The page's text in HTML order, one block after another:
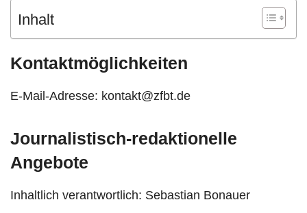
Inhalt
Kontaktmöglichkeiten
E-Mail-Adresse: kontakt@zfbt.de
Journalistisch-redaktionelle
Angebote
Inhaltlich verantwortlich: Sebastian Bonauer